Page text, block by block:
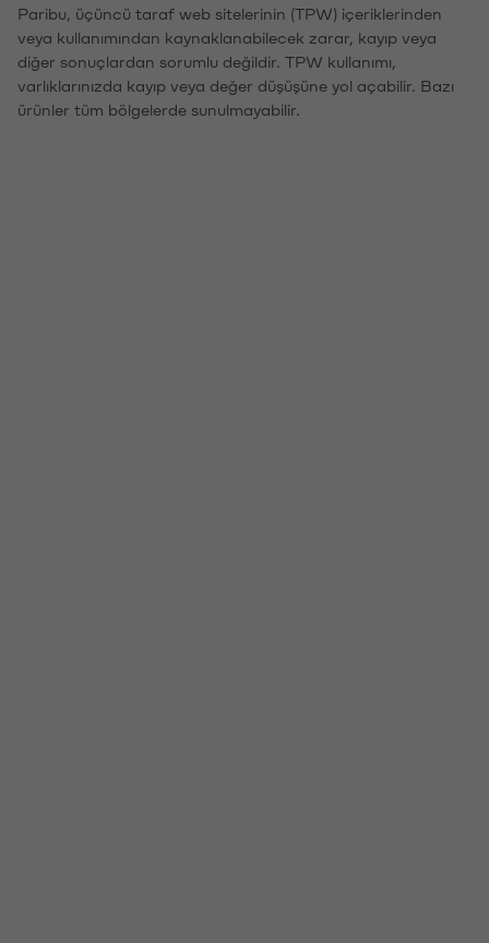
Paribu, üçüncü taraf web sitelerinin (TPW) içeriklerinden
veya kullanımından kaynaklanabilecek zarar, kayıp veya
diğer sonuçlardan sorumlu değildir. TPW kullanımı,
varlıklarınızda kayıp veya değer düşüşüne yol açabilir. Bazı
ürünler tüm bölgelerde sunulmayabilir.